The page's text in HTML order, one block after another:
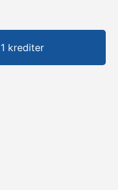
krediter